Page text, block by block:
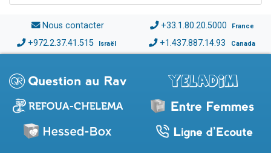
Nous contacter +33.1.80.20.5000 France
+972.2.37.41.515 Israël +1.437.887.14.93 Canada